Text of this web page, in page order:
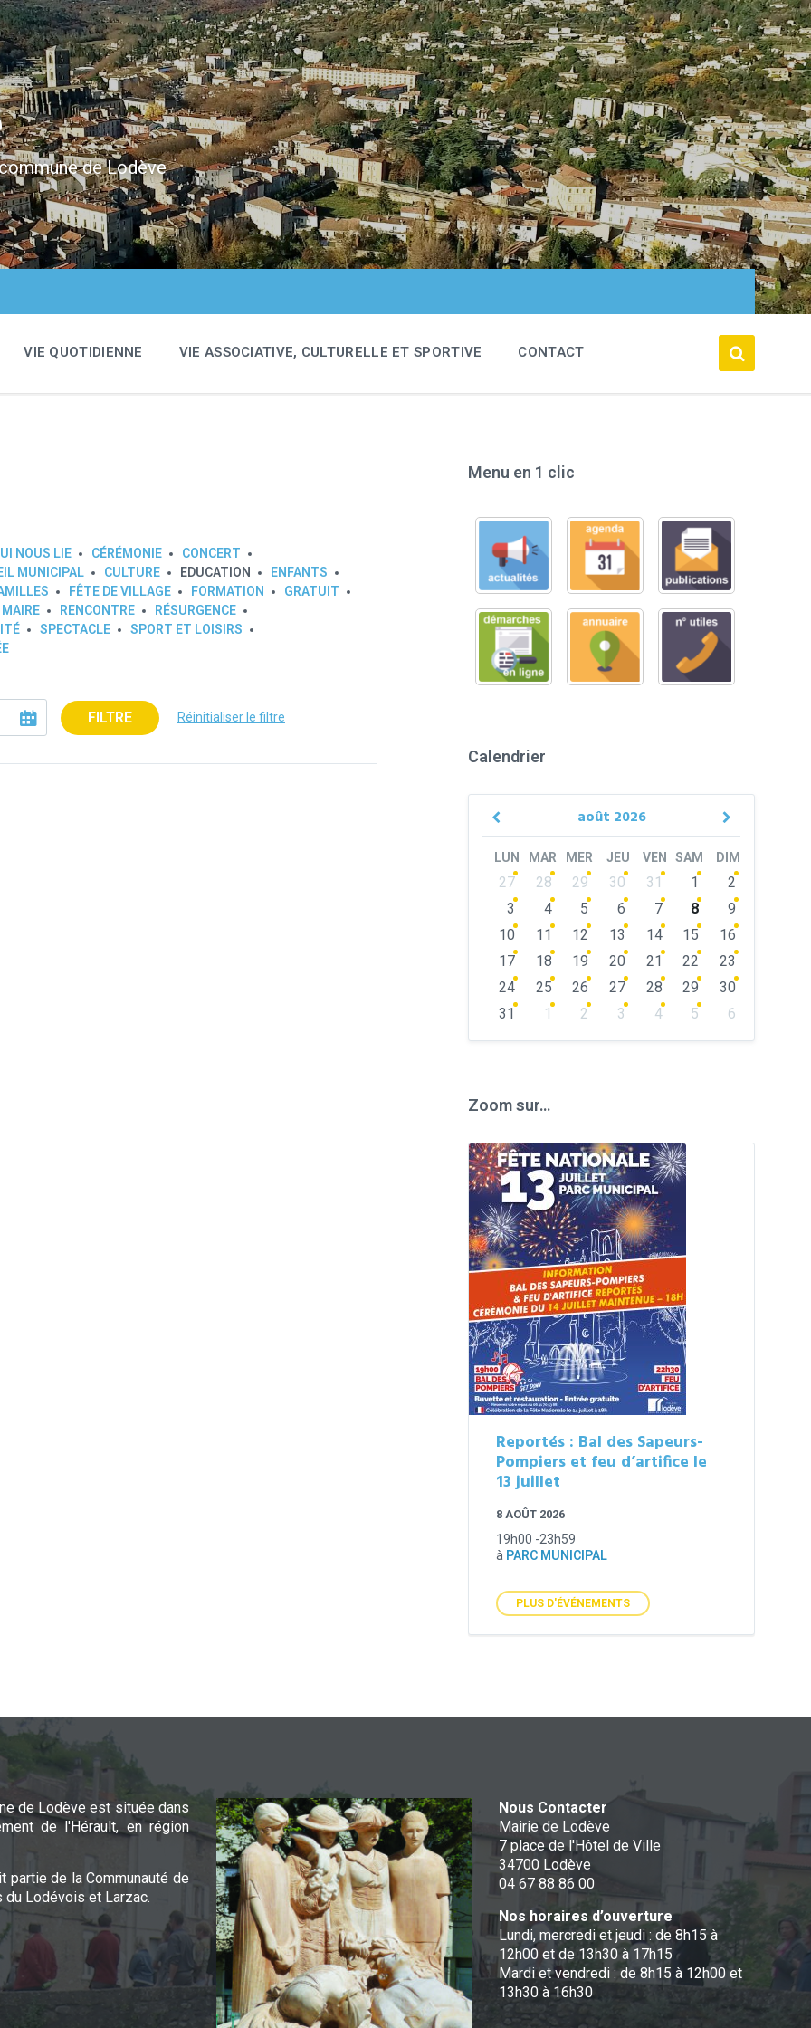
de Lodève
VIE QUOTIDIENNE VIE ASSOCIATIVE, CULTURELLE ET SPORTIVE CONTACT
NOUS LIE CÉRÉMONIE
CONCERT
MUNICIPAL CULTURE EDUCATION
ENFANTS
FÊTE DE VILLAGE FORMATION
GRATUIT
MAIRE RENCONTRE
RÉSURGENCE
SPECTACLE
SPORT ET LOISIRS
FILTRE Réinitialiser le filtre
Menu en 1 clic
Calendrier
août 2026
Previous
Next
LUN MAR MER JEU VEN SAM DIM
Skip
calendar
days
27 28 29 30 31 1
2
3
4 5 6 7 8
9
10
11 12 13 14 15
16
17
18 19 20 21 22
23
24
25 26 27 28 29
30
31
1 2 3 4 5
6
Zoom sur…
Reportés : Bal des Sapeurs-
Pompiers et feu d’artifice le
13 juillet
8 AOÛT 2026
19h00 -23h59
à PARC MUNICIPAL
PLUS D'ÉVÉNEMENTS
de Lodève est située dans
de l'Hérault, en région
partie de la Communauté de
du Lodévois et Larzac.
Nous Contacter
Mairie de Lodève
7 place de l'Hôtel de Ville
34700 Lodève
04 67 88 86 00
Nos horaires d’ouverture
Lundi, mercredi et jeudi : de 8h15 à
12h00 et de 13h30 à 17h15
Mardi et vendredi : de 8h15 à 12h00 et
13h30 à 16h30